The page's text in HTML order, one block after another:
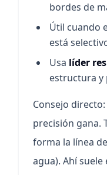
bordes de
Útil cuando
está
Usa líder
estructura y
Consejo
precisión gana.
forma la línea
agua). Ahí